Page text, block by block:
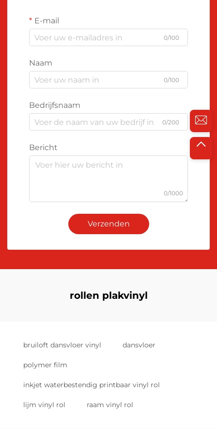
E-mail
0/100
Naam
0/100
Bedrijfsnaam
0/200
Bericht
0/1000
Verzenden
rollen plakvinyl
bruiloft dansvloer vinyl dansvloer
polymer film
inkjet waterbestendig printbaar vinyl rol
lijm vinyl rol raam vinyl rol